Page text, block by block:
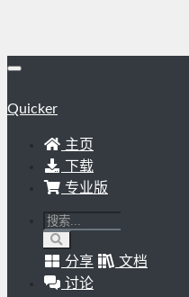
Quicker
主页
下载
专业版
分享
文档
讨论